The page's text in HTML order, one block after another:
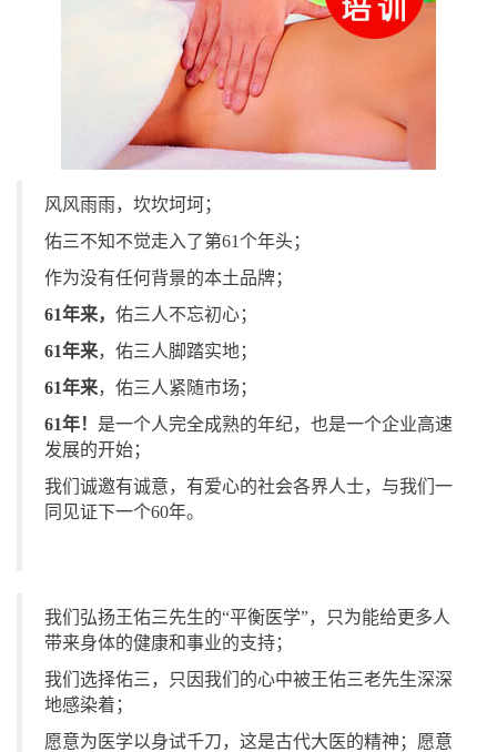
风风雨雨，坎坎坷坷；
佑三不知不觉走入了第61个年头；
作为没有任何背景的本土品牌；
61年来， 佑三人不忘初心；
61年来，佑三人脚踏实地；
61年来，佑三人紧随市场；
61年！ 是一个人完全成熟的年纪，也是一个企业高速
发展的开始；
我们诚邀有诚意，有爱心的社会各界人士，与我们一
同见证下一个60年。
我们弘扬王佑三先生的“平衡医学”，只为能给更多人
带来身体的健康和事业的支持；
我们选择佑三，只因我们的心中被王佑三老先生深深
地感染着；
愿意为医学以身试千刀，这是古代大医的精神；愿意